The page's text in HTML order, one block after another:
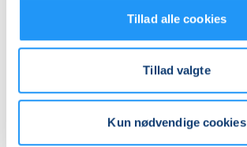
Tillad alle cookies
Tillad valgte
Kun nødvendige cookies
Relaterede hold